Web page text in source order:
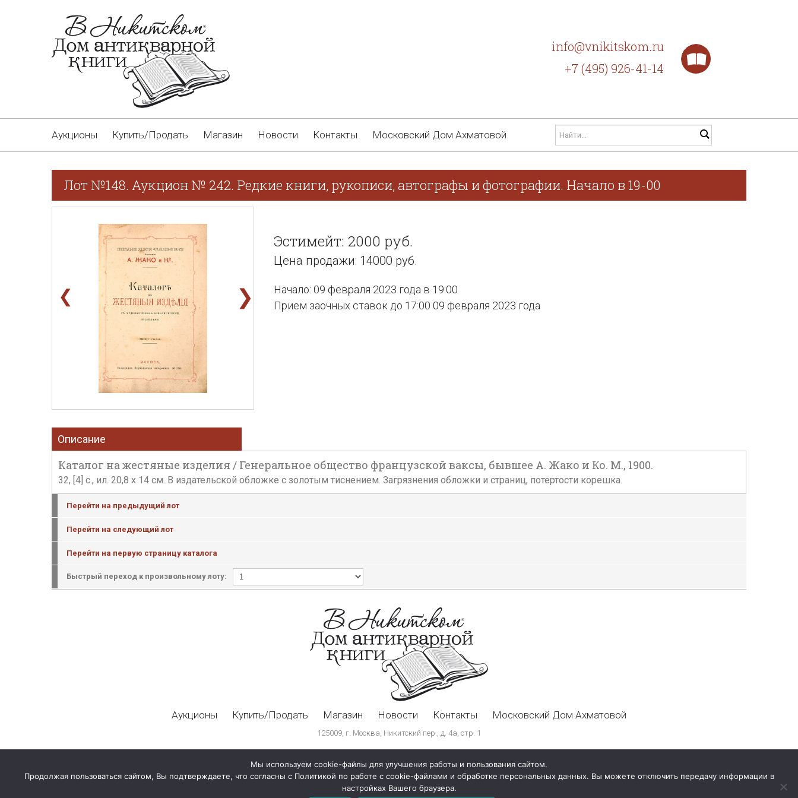
info@vnikitskom.ru
+7 (495) 926-41-14
Аукционы Купить/Продать Магазин Новости Контакты Московский Дом Ахматовой
Лот №148. Аукцион № 242. Редкие книги, рукописи, автографы и фотографии. Начало в 19-00
❮ ❯
Эстимейт: 2000 руб.
Цена продажи: 14000 руб.
Начало: 09 февраля 2023 года в 19:00
Прием заочных ставок до 17:00 09 февраля 2023 года
Описание
Каталог на жестяные изделия / Генеральное общество французской ваксы, бывшее А. Жако и Ко. М., 1900.
32, [4] с., ил. 20,8 х 14 см. В издательской обложке с золотым тиснением. Загрязнения обложки и страниц, потертости корешка.
Перейти на предыдущий лот
Перейти на следующий лот
Перейти на первую страницу каталога
Быстрый переход к произвольному лоту:
Аукционы Купить/Продать Магазин Новости Контакты Московский Дом Ахматовой
125009, г. Москва, Никитский пер., д. 4а, стр. 1
Мы используем cookie-файлы для улучшения работы и пользования сайтом.
Продолжая пользоваться сайтом, Вы подтверждаете, что согласны с Политикой по работе с cookie-файлами и обработке персональных данных. Вы можете отключить передачу информации в
настройках Вашего браузера.